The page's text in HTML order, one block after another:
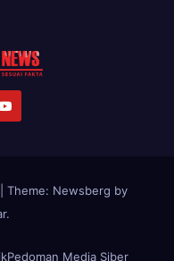
Theme: Newsberg by
.
Pedoman Media Siber